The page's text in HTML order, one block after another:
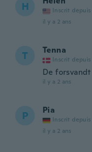
H Inscrit depuis
il y a 2 ans
T Tenna
Inscrit depuis
De
il y a 2 ans
P Pia
Inscrit depuis
il y a 2 ans